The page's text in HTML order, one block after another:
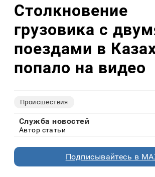
Столкновение
грузовика с
поездами в
попало на видео
Происшествия
Служба новостей
Автор статьи
Подписывайтесь в